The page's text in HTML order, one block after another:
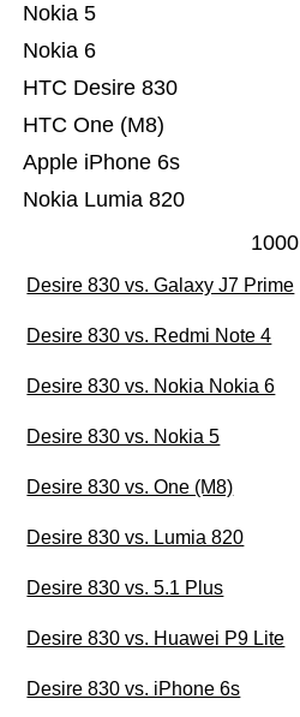
Nokia Lumia 820
Apple iPhone 6s
HTC One (M8)
HTC Desire 830
Nokia 6
Nokia 5
1000
Desire 830 vs. Galaxy J7 Prime
Desire 830 vs. Redmi Note 4
Desire 830 vs. Nokia Nokia 6
Desire 830 vs. Nokia 5
Desire 830 vs. One (M8)
Desire 830 vs. Lumia 820
Desire 830 vs. 5.1 Plus
Desire 830 vs. Huawei P9 Lite
Desire 830 vs. iPhone 6s